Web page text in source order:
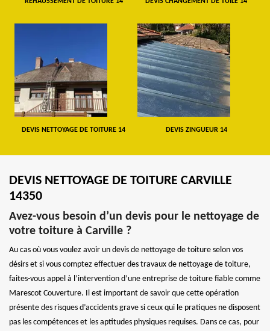
DEVIS NETTOYAGE DE TOITURE 14 DEVIS ZINGUEUR 14
DEVIS NETTOYAGE DE TOITURE CARVILLE
14350
Avez-vous besoin d’un devis pour le nettoyage de
votre toiture à Carville ?
Au cas où vous voulez avoir un devis de nettoyage de toiture selon vos
désirs et si vous comptez effectuer des travaux de nettoyage de toiture,
faites-vous appel à l’intervention d’une entreprise de toiture fiable comme
Marescot Couverture. Il est important de savoir que cette opération
présente des risques d’accidents grave si ceux qui le pratiques ne disposent
pas les compétences et les aptitudes physiques requises. Dans ce cas, pour